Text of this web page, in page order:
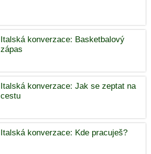
Italská konverzace: Basketbalový
zápas
Italská konverzace: Jak se zeptat na
cestu
Italská konverzace: Kde pracuješ?